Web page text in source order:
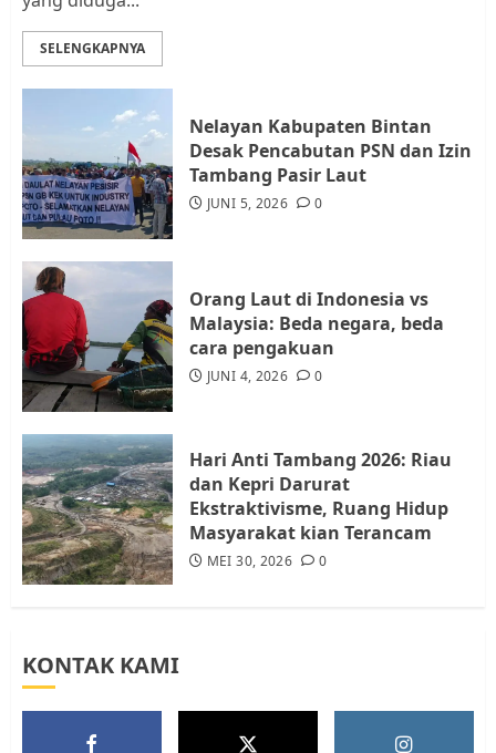
4
Warga Rempang Ajukan
Audiensi dengan Wali Kota
5
Tim Advokasi Desak BP Batam
Berhenti Merampas Tanah
SELENGKAPNYA
Nelayan Kabupaten Bintan
Desak Pencabutan PSN dan Izin
Tambang Pasir Laut
JUNI 5, 2026 0
Orang Laut di Indonesia vs
Malaysia: Beda negara, beda
cara pengakuan
JUNI 4, 2026 0
Hari Anti Tambang 2026: Riau
dan Kepri Darurat
Ekstraktivisme, Ruang Hidup
Masyarakat kian Terancam
MEI 30, 2026 0
KONTAK KAMI